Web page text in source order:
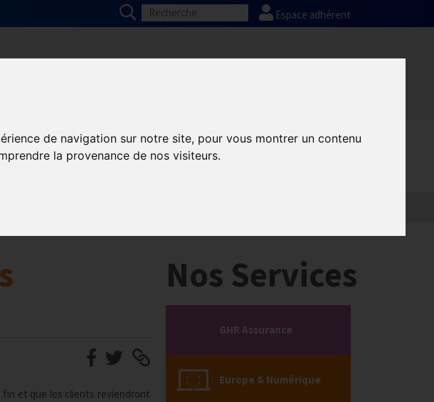
de navigation sur notre site, pour vous montrer un contenu
la provenance de nos visiteurs.
Espace adhérent
fin et que les clients reviendront
Nos Services
GHR Assurance
Europe & Numérique